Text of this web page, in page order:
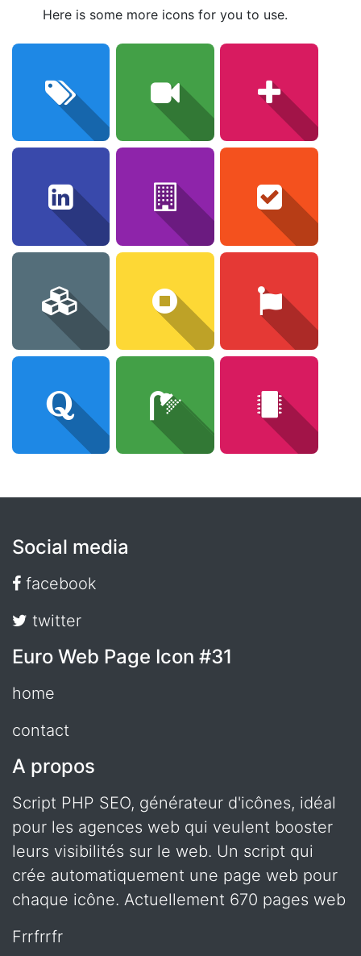
here is some more icons for you to use.
Social media
facebook
twitter
Euro Web Page Icon #31
home
contact
A propos
Script PHP SEO, générateur d'icônes, idéal
pour les agences web qui veulent booster
leurs visibilités sur le web. Un script qui
crée automatiquement une page web pour
chaque icône. Actuellement 670 pages web
frrfrrfr